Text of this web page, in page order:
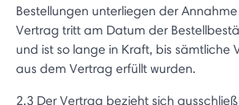
Bestellungen unterliegen der
Vertrag tritt am Datum der
und ist so lange in Kraft, bis sämtliche
aus dem Vertrag erfüllt wurden.
2.3 Der Vertrag bezieht sich